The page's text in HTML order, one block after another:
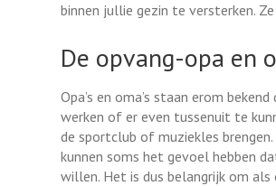
binnen jullie gezin te versterken.
De opvang-opa en
Opa’s en oma’s staan erom
werken of er even tussenuit te
de sportclub of muziekles
kunnen soms het gevoel hebben
willen. Het is dus belangrijk om